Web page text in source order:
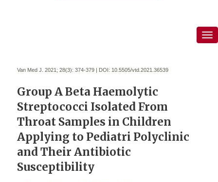
Van Med J. 2021; 28(3): 374-379 | DOI: 10.5505/vtd.2021.36539
Group A Beta Haemolytic
Streptococci Isolated From
Throat Samples in Children
Applying to Pediatri Polyclinic
and Their Antibiotic
Susceptibility